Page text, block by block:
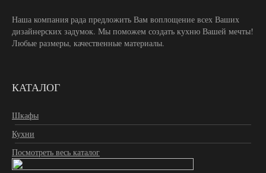
Наша компания рада предложить Вам воплощение всех Ваших
дизайнерских задумок. Мы поможем создать кухню Вашей мечты!
Любые размеры, качественные материалы.
КАТАЛОГ
Шкафы
Кухни
Посмотреть весь каталог